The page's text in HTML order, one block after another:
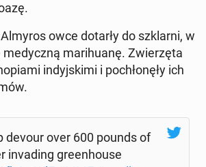
owce dotarły do szklar­ni, w
me­dycz­ną ma­ri­hu­anę. Zwie­rzę­ta
in­dyj­ski­mi i po­chło­nę­ły ich
devour over 600 pounds of
in­va­ding gre­en­ho­use